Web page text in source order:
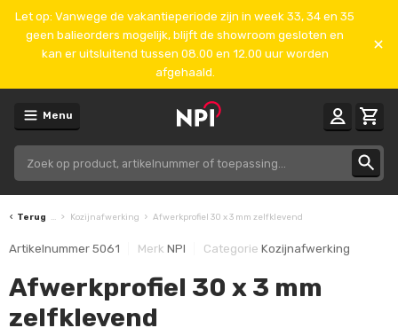
Let op: Vanwege de vakantieperiode zijn in week 33, 34 en 35
geen balieorders mogelijk, blijft de showroom gesloten en
kan er uitsluitend tussen 08.00 en 12.00 uur worden
afgehaald.
Menu
Terug Kozijnafwerking Afwerkprofiel 30 x 3 mm zelfklevend
Artikelnummer 5061 Merk NPI Categorie Kozijnafwerking
Afwerkprofiel 30 x 3 mm
zelfklevend